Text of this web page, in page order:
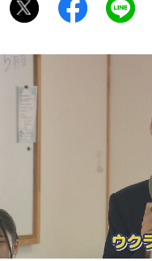
LOCAL ローカルエリア
all